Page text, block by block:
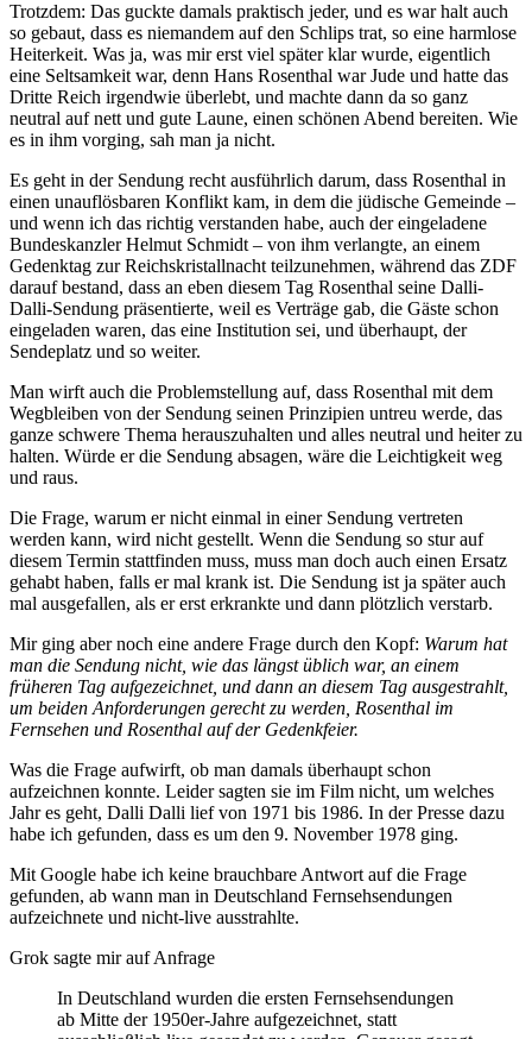
Trotzdem: Das guckte damals praktisch jeder, und es war halt auch
so gebaut, dass es niemandem auf den Schlips trat, so eine harmlose
Heiterkeit. Was ja, was mir erst viel später klar wurde, eigentlich
eine Seltsamkeit war, denn Hans Rosenthal war Jude und hatte das
Dritte Reich irgendwie überlebt, und machte dann da so ganz
neutral auf nett und gute Laune, einen schönen Abend bereiten. Wie
es in ihm vorging, sah man ja nicht.
Es geht in der Sendung recht ausführlich darum, dass Rosenthal in
einen unauflösbaren Konflikt kam, in dem die jüdische Gemeinde –
und wenn ich das richtig verstanden habe, auch der eingeladene
Bundeskanzler Helmut Schmidt – von ihm verlangte, an einem
Gedenktag zur Reichskristallnacht teilzunehmen, während das ZDF
darauf bestand, dass an eben diesem Tag Rosenthal seine Dalli-
Dalli-Sendung präsentierte, weil es Verträge gab, die Gäste schon
eingeladen waren, das eine Institution sei, und überhaupt, der
Sendeplatz und so weiter.
Man wirft auch die Problemstellung auf, dass Rosenthal mit dem
Wegbleiben von der Sendung seinen Prinzipien untreu werde, das
ganze schwere Thema herauszuhalten und alles neutral und heiter zu
halten. Würde er die Sendung absagen, wäre die Leichtigkeit weg
und raus.
Die Frage, warum er nicht einmal in einer Sendung vertreten
werden kann, wird nicht gestellt. Wenn die Sendung so stur auf
diesem Termin stattfinden muss, muss man doch auch einen Ersatz
gehabt haben, falls er mal krank ist. Die Sendung ist ja später auch
mal ausgefallen, als er erst erkrankte und dann plötzlich verstarb.
Mir ging aber noch eine andere Frage durch den Kopf: Warum hat
man die Sendung nicht, wie das längst üblich war, an einem
früheren Tag aufgezeichnet, und dann an diesem Tag ausgestrahlt,
um beiden Anforderungen gerecht zu werden, Rosenthal im
Fernsehen und Rosenthal auf der Gedenkfeier.
Was die Frage aufwirft, ob man damals überhaupt schon
aufzeichnen konnte. Leider sagten sie im Film nicht, um welches
Jahr es geht, Dalli Dalli lief von 1971 bis 1986. In der Presse dazu
habe ich gefunden, dass es um den 9. November 1978 ging.
Mit Google habe ich keine brauchbare Antwort auf die Frage
gefunden, ab wann man in Deutschland Fernsehsendungen
aufzeichnete und nicht-live ausstrahlte.
Grok sagte mir auf Anfrage
In Deutschland wurden die ersten Fernsehsendungen
ab Mitte der 1950er-Jahre aufgezeichnet, statt